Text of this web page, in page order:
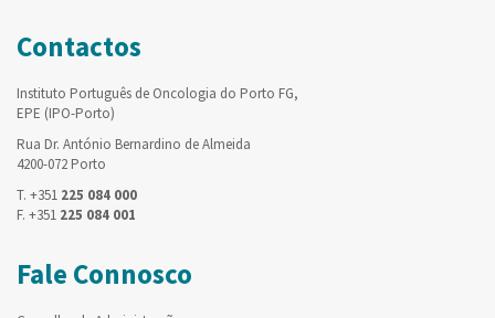
Contactos
Instituto Português de Oncologia do Porto FG,
EPE (IPO-Porto)
Rua Dr. António Bernardino de Almeida
4200-072 Porto
T. +351 225 084 000
F. +351 225 084 001
Fale Connosco